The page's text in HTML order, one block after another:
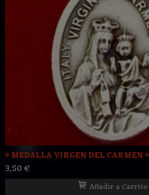
¤ MEDALLA VIRGEN DEL CARMEN ¤
3,50 €
Añadir a Carrito